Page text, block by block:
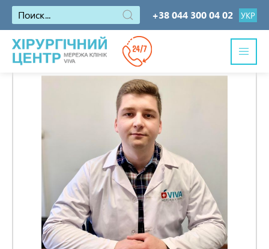
+38 044 300 04 02 УКР